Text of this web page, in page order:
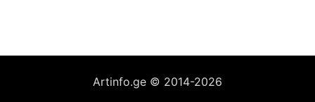
Artinfo.ge © 2014-2026